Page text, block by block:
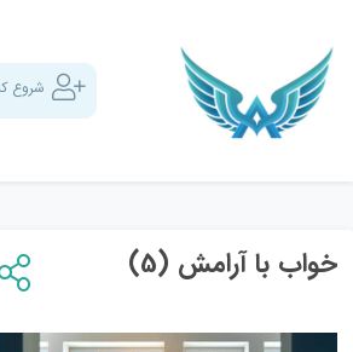
شروع
خواب با آرامش (5)